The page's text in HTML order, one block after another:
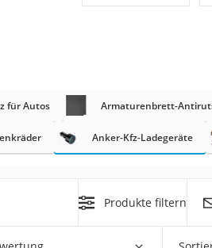
für Autos Armaturenbrett-
Anker-Kfz-Ladegeräte
Produkte filtern